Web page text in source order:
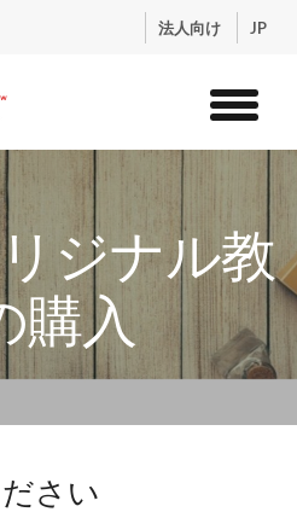
法人向け JP
ジナル教
購入
さい